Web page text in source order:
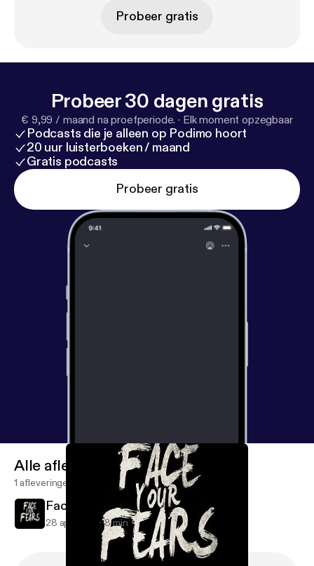
Probeer gratis
Probeer 30 dagen gratis
€ 9,99 / maand na proefperiode. · Elk moment opzegbaar
Podcasts die je alleen op Podimo hoort
20 uur luisterboeken / maand
Gratis podcasts
Probeer gratis
Alle afleveringen
1 afleveringen
Face Your Fears
28 apr 2018 8 min